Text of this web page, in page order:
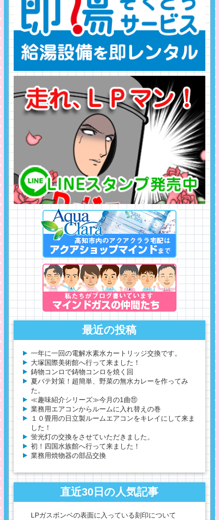
最近の投稿
一年に一回の電解水素水カートリッジ交換です。
大塚国際美術館へ行って来ました！
鋳物コンロで鋳物コンロを焼く回
夏バテ対策！超簡単、野菜の無水カレーを作ってみ
た。
≪趣味紹介シリーズ≫今月の1曲⑪
業務用エアコンからルームに入れ替えの巻
１０畳用の日立製ルームエアコンをキレイにして来ま
した！
蛍光灯の交換をさせていただきました。
初！四国水族館へ行って来ました！
業務用焼物器の部品交換
直近30日の人気記事
LPガスボンベの表面に入っている刻印について